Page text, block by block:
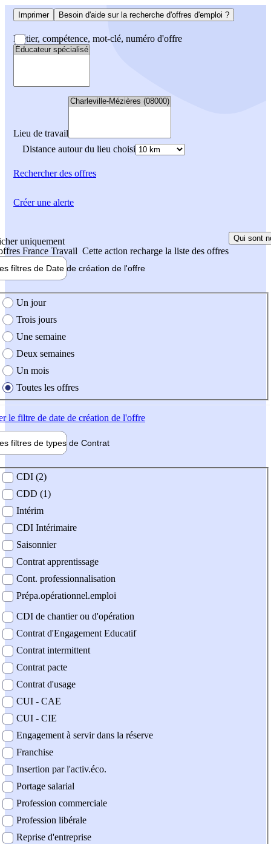
Imprimer Besoin d'aide sur la recherche d'offres d'emploi ?
Métier, compétence, mot-clé, numéro d'offre
Lieu de travail
Distance autour du lieu choisi
Rechercherdes offres
uniquement
France Travail Cette action recharge la liste des offres
Qui sont
filtres de Date de création de l'offre
création de l'offre
Un jour
Trois jours
Une semaine
Deux semaines
Un mois
Toutes les offres
le filtre de date de création de l'offre
filtres de types de Contrat
contrat
CDI (2)
CDD (1)
Intérim
CDI Intérimaire
Saisonnier
Contrat apprentissage
Cont. professionnalisation
Prépa.opérationnel.emploi
CDI de chantier ou d'opération
Contrat d'Engagement Educatif
Contrat intermittent
Contrat pacte
Contrat d'usage
CUI - CAE
CUI - CIE
Engagement à servir dans la réserve
Franchise
Insertion par l'activ.éco.
Portage salarial
Profession commerciale
Profession libérale
Reprise d'entreprise
Créer une alerte